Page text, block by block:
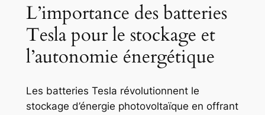
L’importance des batteries
Tesla pour le stockage et
l’autonomie énergétique
Les batteries Tesla révolutionnent le
stockage d’énergie photovoltaïque en offrant